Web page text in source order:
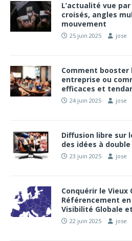
L’actualité vue
croisés, angles
mouvement
25 juin 2025 jose
Comment booster
entreprise ou
efficaces et
24 juin 2025 jose
Diffusion libre sur
des idées à
23 juin 2025 jose
Conquérir le
Référencement
Visibilité Globale
22 juin 2025 jose